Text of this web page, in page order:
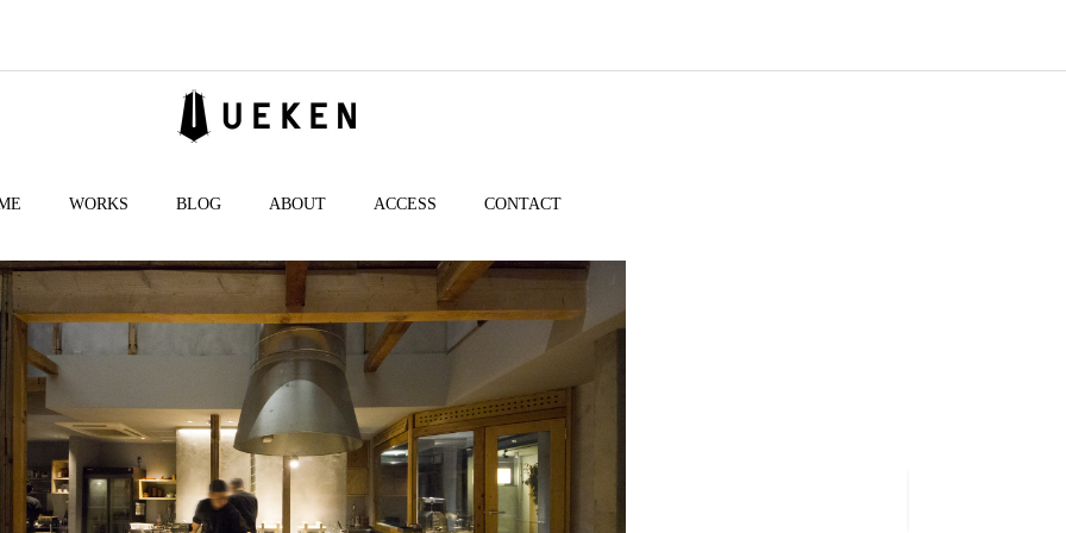
WORKS BLOG ABOUT ACCESS CONTACT